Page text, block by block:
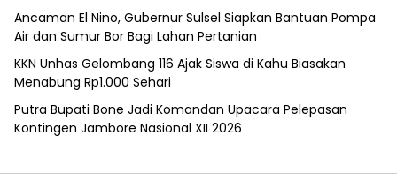
Ancaman El Nino, Gubernur Sulsel Siapkan Bantuan Pompa
Air dan Sumur Bor Bagi Lahan Pertanian
KKN Unhas Gelombang 116 Ajak Siswa di Kahu Biasakan
Menabung Rp1.000 Sehari
Putra Bupati Bone Jadi Komandan Upacara Pelepasan
Kontingen Jambore Nasional XII 2026